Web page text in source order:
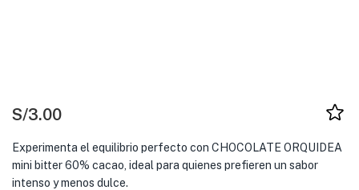
S/3.00
Experimenta el equilibrio perfecto con CHOCOLATE ORQUIDEA
mini bitter 60% cacao, ideal para quienes prefieren un sabor
intenso y menos dulce.